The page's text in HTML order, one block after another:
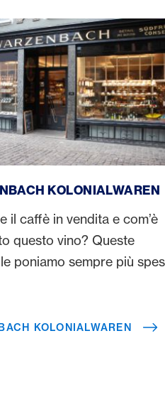
KOLONIALWAREN
il caffè in vendita e com’è
questo vino? Queste
poniamo sempre più
KOLONIALWAREN